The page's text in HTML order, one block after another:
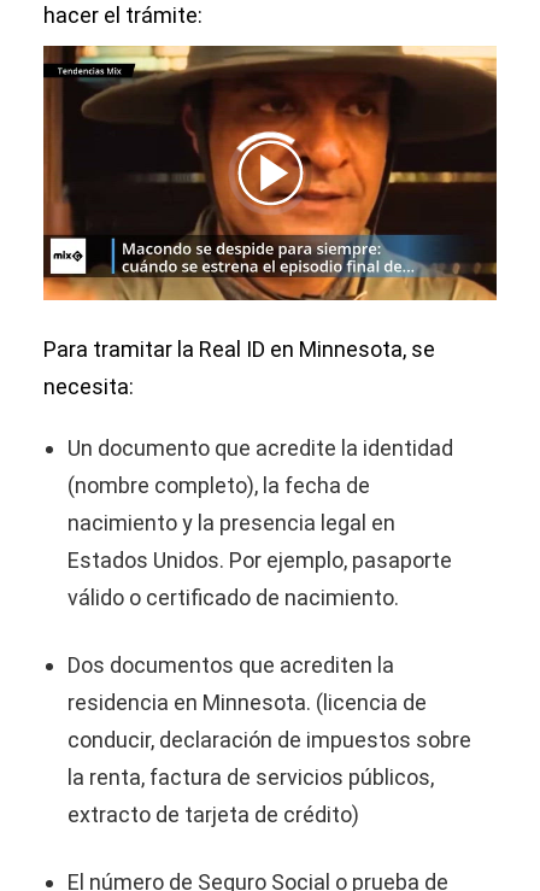
hacer el trámite:
00:00/01:00
Para tramitar la Real ID en Minnesota, se
necesita:
Un documento que acredite la identidad
(nombre completo), la fecha de
nacimiento y la presencia legal en
Estados Unidos. Por ejemplo, pasaporte
válido o certificado de nacimiento.
Dos documentos que acrediten la
residencia en Minnesota. (licencia de
conducir, declaración de impuestos sobre
la renta, factura de servicios públicos,
extracto de tarjeta de crédito)
El número de Seguro Social o prueba de